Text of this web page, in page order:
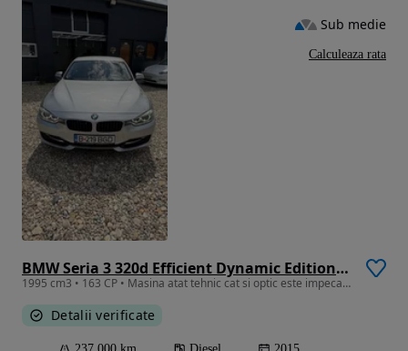
BMW Seria 3 320d Efficient Dynamic Edition Sport-Aut.
1995 cm3 • 163 CP • Masina atat tehnic cat si optic este impecabila interior foarte bine.
Detalii verificate
Sub medie
Calculeaza rata